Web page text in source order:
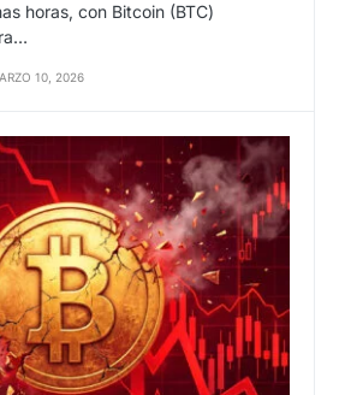
horas, con Bitcoin (BTC)
10, 2026